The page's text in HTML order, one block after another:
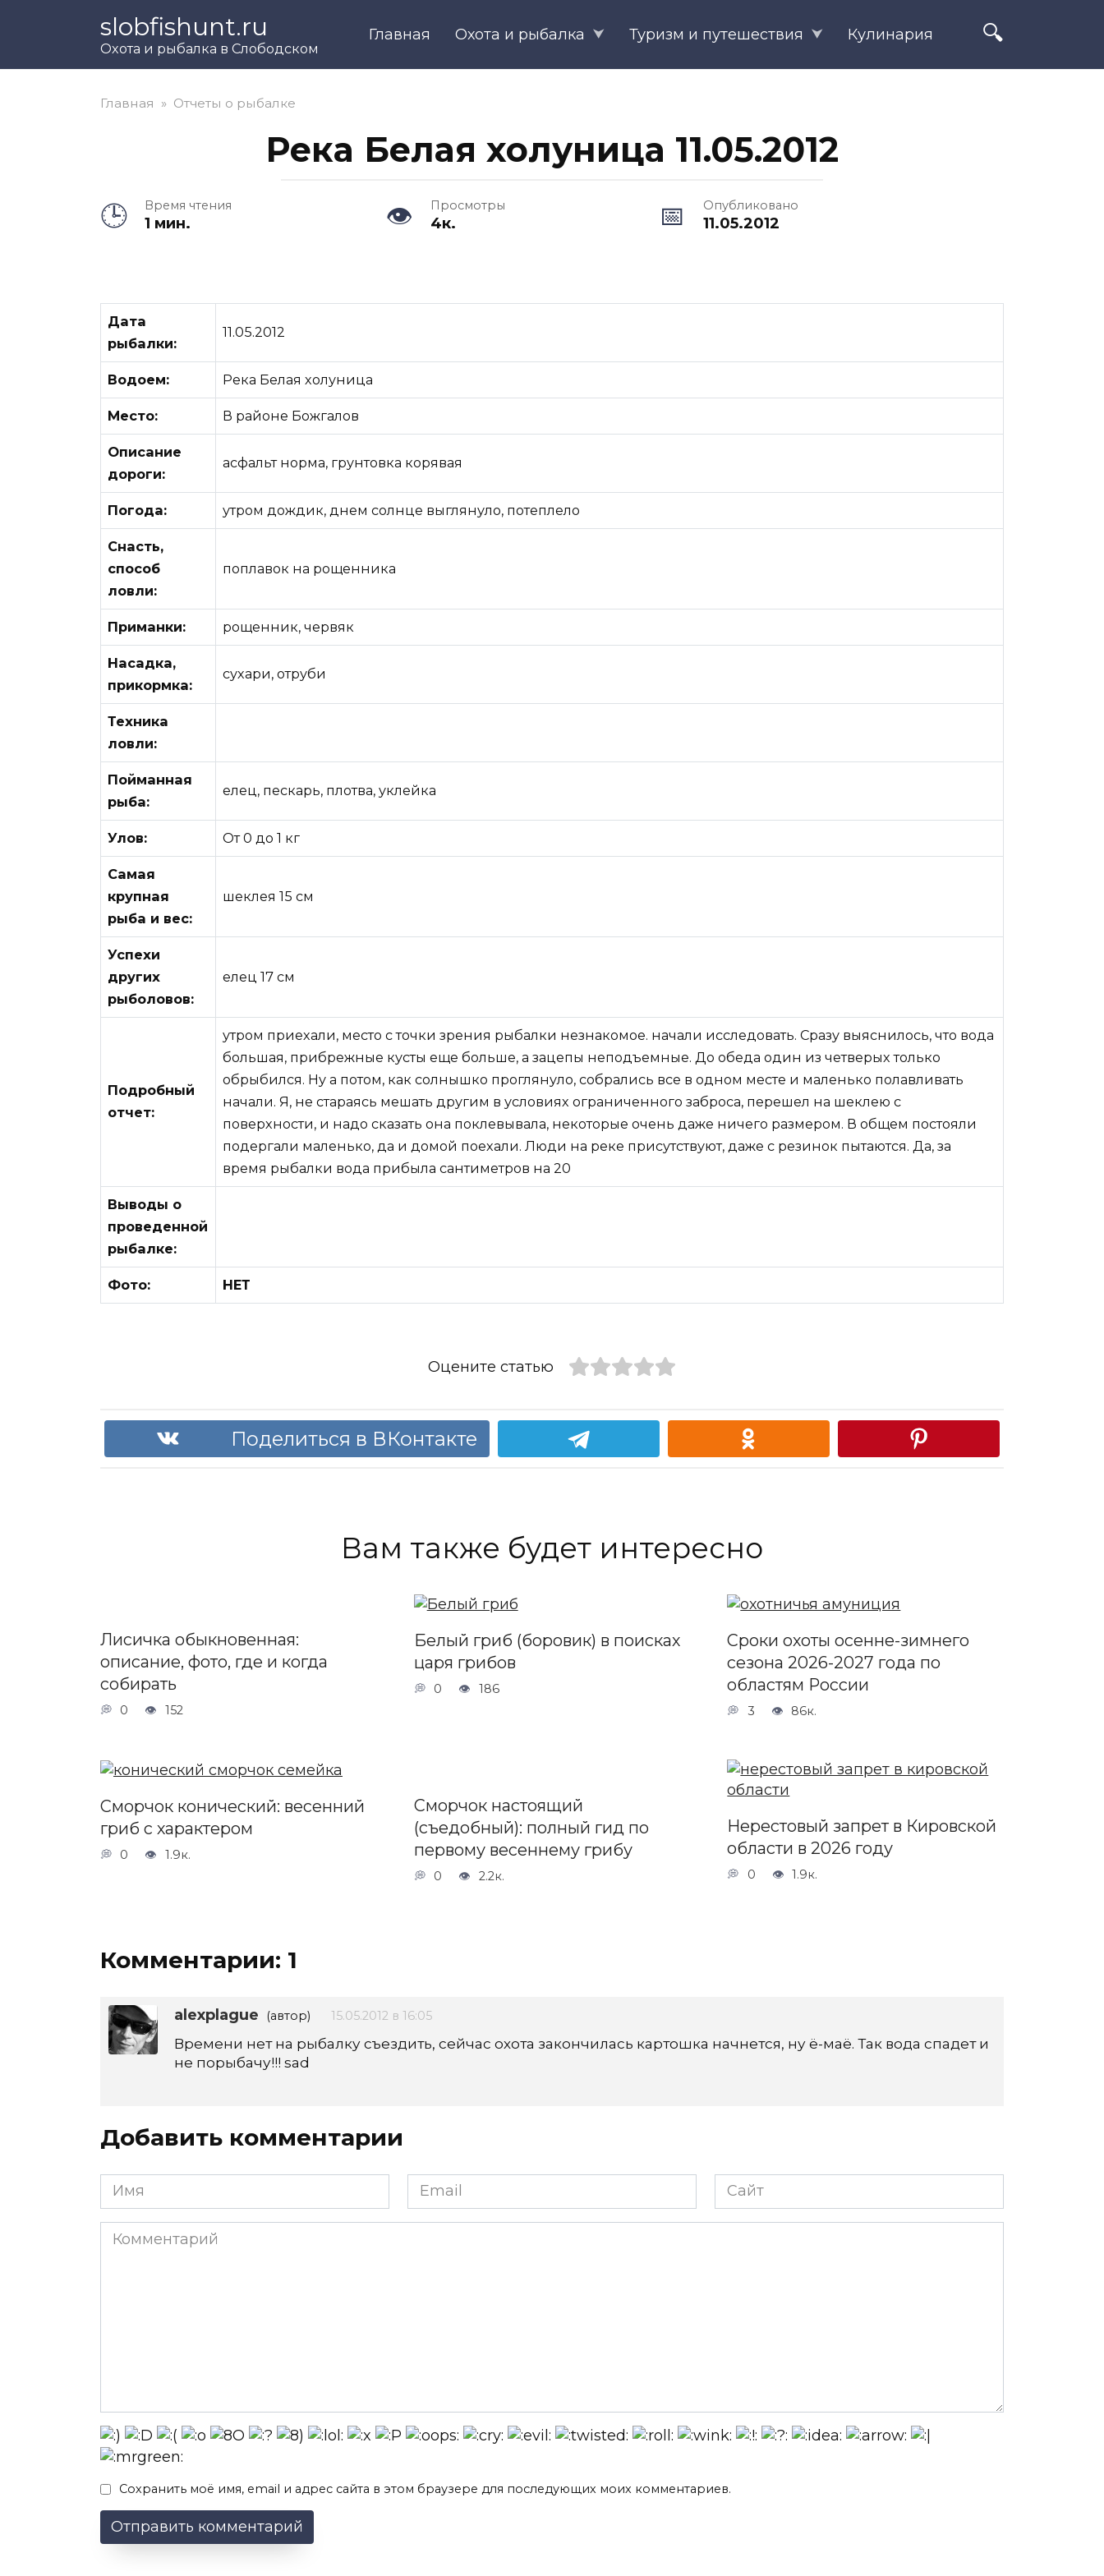
slobfishunt.ru
Охота и рыбалка в Слободском
Главная Охота и рыбалка Туризм и путешествия Кулинария
Главная » Отчеты о рыбалке
Река Белая холуница 11.05.2012
Время чтения
1 мин.
Просмотры
4к.
Опубликовано
11.05.2012
Дата
рыбалки:
11.05.2012
Водоем: Река Белая холуница
Место: В районе Божгалов
Описание
дороги:
асфальт норма, грунтовка корявая
Погода: утром дождик, днем солнце выглянуло, потеплело
Снасть,
способ
ловли:
поплавок на рощенника
Приманки: рощенник, червяк
Насадка,
прикормка:
сухари, отруби
Техника
ловли:
Пойманная
рыба:
елец, пескарь, плотва, уклейка
Улов: От 0 до 1 кг
Самая
крупная
рыба и вес:
шеклея 15 см
Успехи
других
рыболовов:
елец 17 см
Подробный
отчет:
утром приехали, место с точки зрения рыбалки незнакомое. начали исследовать. Сразу выяснилось, что вода
большая, прибрежные кусты еще больше, а зацепы неподъемные. До обеда один из четверых только
обрыбился. Ну а потом, как солнышко проглянуло, собрались все в одном месте и маленько полавливать
начали. Я, не стараясь мешать другим в условиях ограниченного заброса, перешел на шеклею с
поверхности, и надо сказать она поклевывала, некоторые очень даже ничего размером. В общем постояли
подергали маленько, да и домой поехали. Люди на реке присутствуют, даже с резинок пытаются. Да, за
время рыбалки вода прибыла сантиметров на 20
Выводы о
проведенной
рыбалке:
Фото: НЕТ
Оцените статью
Поделиться в ВКонтакте
Вам также будет интересно
Лисичка обыкновенная:
описание, фото, где и когда
собирать
0 152
Белый гриб (боровик) в поисках
царя грибов
0 186
Сроки охоты осенне-зимнего
сезона 2026-2027 года по
областям России
3 86к.
Сморчок конический: весенний
гриб с характером
0 1.9к.
Сморчок настоящий
(съедобный): полный гид по
первому весеннему грибу
0 2.2к.
Нерестовый запрет в Кировской
области в 2026 году
0 1.9к.
Комментарии: 1
alexplague (автор) 15.05.2012 в 16:05
Времени нет на рыбалку съездить, сейчас охота закончилась картошка начнется, ну ё-маё. Так вода спадет и
не порыбачу!!! sad
Добавить комментарии
Имя
*
Email
*
Сайт
Комментарий
Сохранить моё имя, email и адрес сайта в этом браузере для последующих моих комментариев.